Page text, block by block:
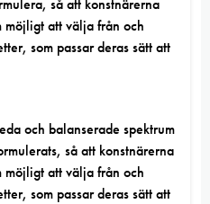
så att konstnärerna
möjligt att välja från och
som passar deras sätt att
och balanserade spektrum
så att konstnärerna
möjligt att välja från och
som passar deras sätt att